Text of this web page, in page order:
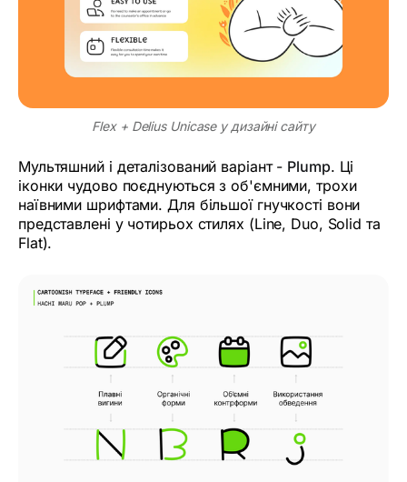
Flex + Delius Unicase у дизайні сайту
Мультяшний і деталізований варіант - Plump. Ці
іконки чудово поєднуються з об'ємними, трохи
наївними шрифтами. Для більшої гнучкості вони
представлені у чотирьох стилях (Line, Duo, Solid та
Flat).